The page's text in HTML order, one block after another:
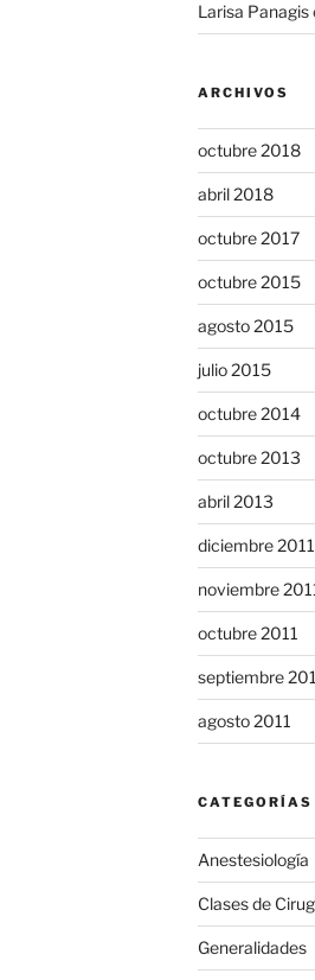
Larisa Panagis
ARCHIVOS
octubre 2018
abril 2018
octubre 2017
octubre 2015
agosto 2015
julio 2015
octubre 2014
octubre 2013
abril 2013
diciembre 2011
noviembre
octubre 2011
septiembre
agosto 2011
CATEGORÍAS
Anestesiología
Clases de
Generalidades